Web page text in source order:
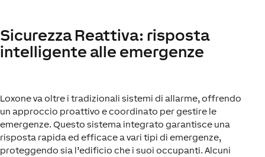
Sicurezza Reattiva: risposta
intelligente alle emergenze
Loxone va oltre i tradizionali sistemi di allarme, offrendo
un approccio proattivo e coordinato per gestire le
emergenze. Questo sistema integrato garantisce una
risposta rapida ed efficace a vari tipi di emergenze,
proteggendo sia l’edificio che i suoi occupanti. Alcuni